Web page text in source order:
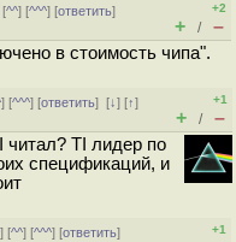
[^^] [^^^] [ответить]
+2
+ / –
в стоимость чипа".
] [^^^] [ответить][↓] [↑]
+1
+ / –
читал? TI лидер по
спецификаций, и
] [^^] [^^^] [ответить]
+1